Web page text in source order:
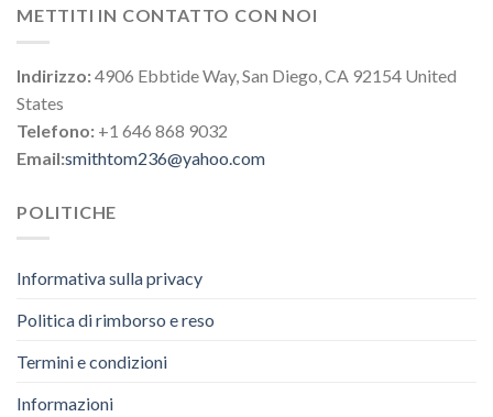
METTITI IN CONTATTO CON NOI
Indirizzo:4906 Ebbtide Way, San Diego, CA 92154 United
States
Telefono: +1 646 868 9032
Email:smithtom236@yahoo.com
POLITICHE
Informativa sulla privacy
Politica di rimborso e reso
Termini e condizioni
Informazioni